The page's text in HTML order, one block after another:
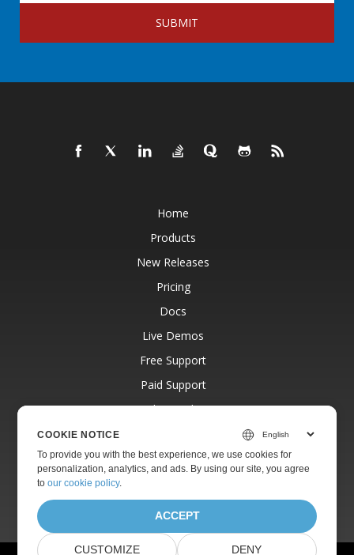
SUBMIT
Home
Products
New Releases
Pricing
Docs
Live Demos
Free Support
Paid Support
Paid Consulting
Websites
COOKIE NOTICE
To provide you with the best experience, we use cookies for
personalization, analytics, and ads. By using our site, you agree
toour cookie policy.
ACCEPT
CUSTOMIZE DENY